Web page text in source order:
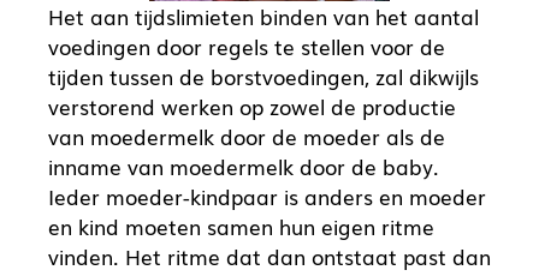
Het aan tijdslimieten binden van het aantal
voedingen door regels te stellen voor de
tijden tussen de borstvoedingen, zal dikwijls
verstorend werken op zowel de productie
van moedermelk door de moeder als de
inname van moedermelk door de baby.
Ieder moeder-kindpaar is anders en moeder
en kind moeten samen hun eigen ritme
vinden. Het ritme dat dan ontstaat past dan